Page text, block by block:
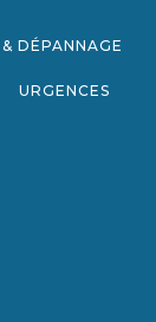
DÉPANNAGE
URGENCES